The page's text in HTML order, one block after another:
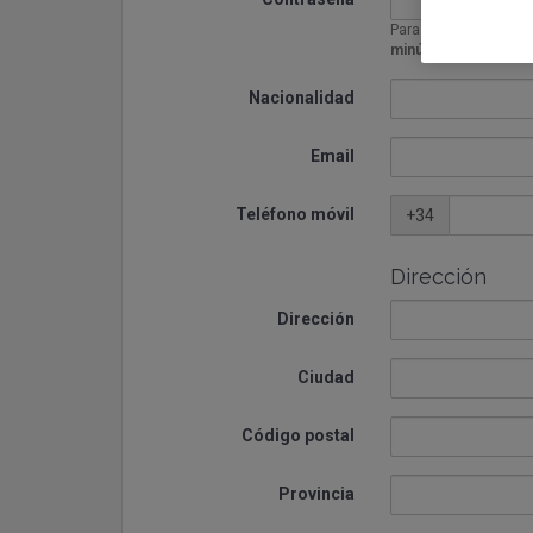
Para tu seguridad,
minúscula
Nacionalidad
Email
Teléfono móvil +34
Dirección
Dirección
Ciudad
Código postal
Provincia